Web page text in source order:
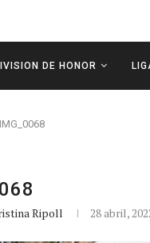
DE HONOR
IMG_0068
Ripoll 28 abril,